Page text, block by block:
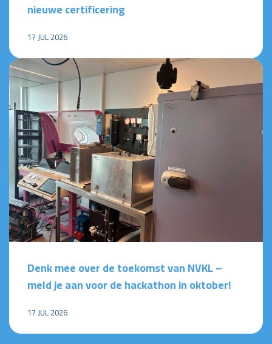
nieuwe certificering
17 JUL 2026
Denk mee over de toekomst van NVKL –
meld je aan voor de hackathon in oktober!
17 JUL 2026